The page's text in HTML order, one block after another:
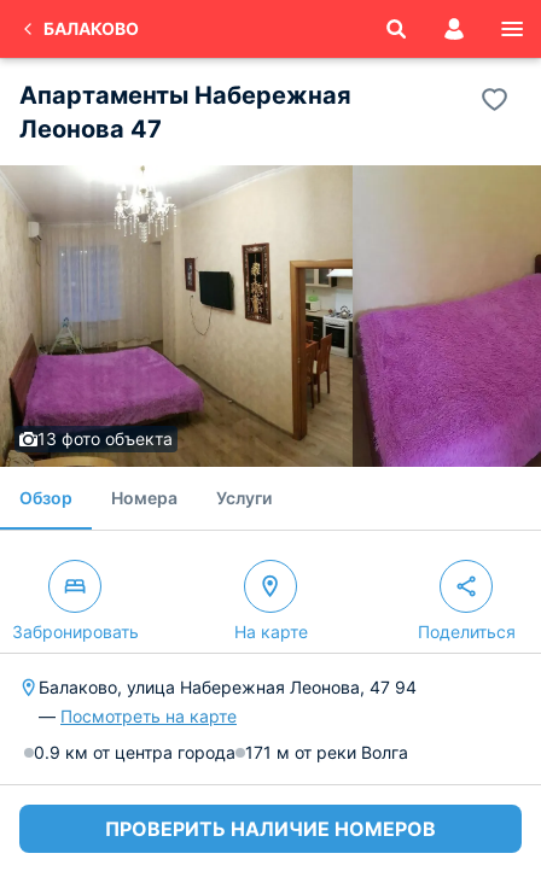
БАЛАКОВО
Апартаменты Набережная
Леонова 47
13 фото объекта
Обзор Номера Услуги
Забронировать На карте Поделиться
Балаково, улица Набережная Леонова, 47 94
— Посмотреть на карте
0.9 км от центра города 171 м от реки Волга
ПРОВЕРИТЬ НАЛИЧИЕ НОМЕРОВ